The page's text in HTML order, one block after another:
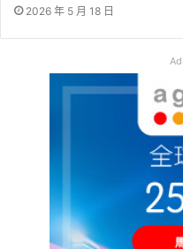
2026 年 5 月 18 日